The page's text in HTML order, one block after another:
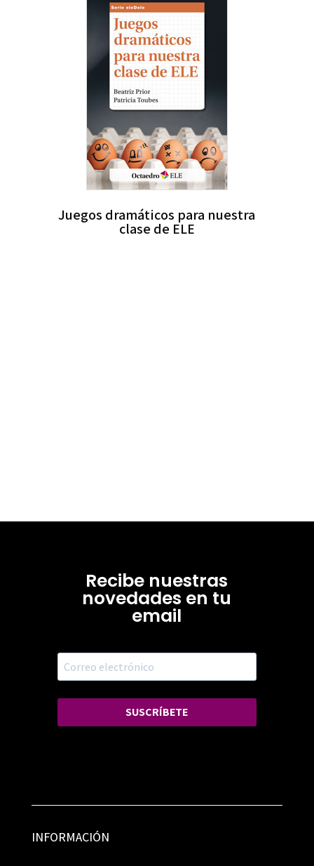
Juegos dramáticos para nuestra
clase de ELE
Recibe nuestras
novedades en tu
email
SUSCRÍBETE
INFORMACIÓN